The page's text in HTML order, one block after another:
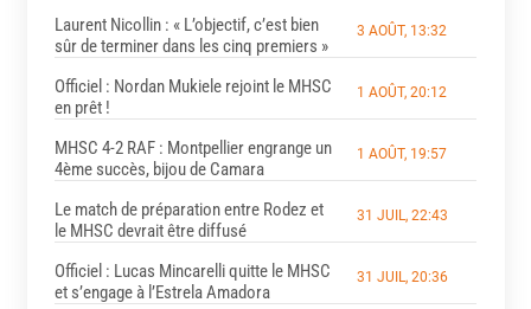
Laurent Nicollin : « L’objectif, c’est bien
sûr de terminer dans les cinq premiers »
3 AOÛT, 13:32
Officiel : Nordan Mukiele rejoint le MHSC
en prêt !
1 AOÛT, 20:12
MHSC 4-2 RAF : Montpellier engrange un
4ème succès, bijou de Camara
1 AOÛT, 19:57
Le match de préparation entre Rodez et
le MHSC devrait être diffusé
31 JUIL, 22:43
Officiel : Lucas Mincarelli quitte le MHSC
et s’engage à l’Estrela Amadora
31 JUIL, 20:36